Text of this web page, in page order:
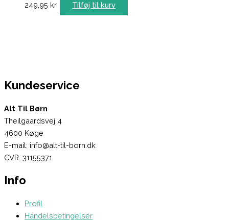
249,95 kr. Tilføj til kurv
Kundeservice
Alt Til Børn
Theilgaardsvej 4
4600 Køge
E-mail: info@alt-til-born.dk
CVR. 31155371
Info
Profil
Handelsbetingelser